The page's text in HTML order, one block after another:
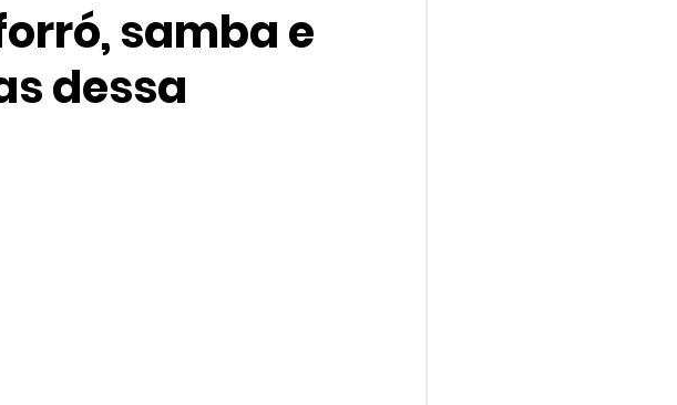
samba e
dessa